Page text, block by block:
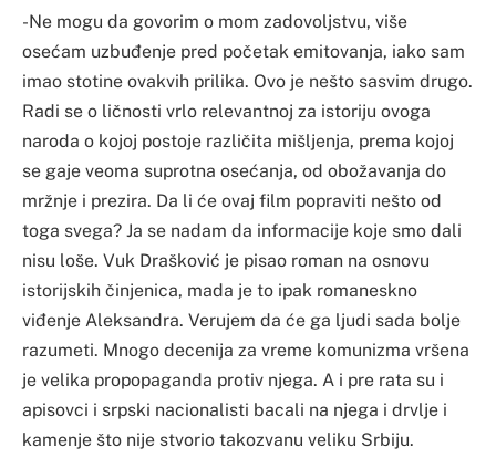
-Ne mogu da govorim o mom zadovoljstvu, više
osećam uzbuđenje pred početak emitovanja, iako sam
imao stotine ovakvih prilika. Ovo je nešto sasvim drugo.
Radi se o ličnosti vrlo relevantnoj za istoriju ovoga
naroda o kojoj postoje različita mišljenja, prema kojoj
se gaje veoma suprotna osećanja, od obožavanja do
mržnje i prezira. Da li će ovaj film popraviti nešto od
toga svega? Ja se nadam da informacije koje smo dali
nisu loše. Vuk Drašković je pisao roman na osnovu
istorijskih činjenica, mada je to ipak romaneskno
viđenje Aleksandra. Verujem da će ga ljudi sada bolje
razumeti. Mnogo decenija za vreme komunizma vršena
je velika propopaganda protiv njega. A i pre rata su i
apisovci i srpski nacionalisti bacali na njega i drvlje i
kamenje što nije stvorio takozvanu veliku Srbiju.